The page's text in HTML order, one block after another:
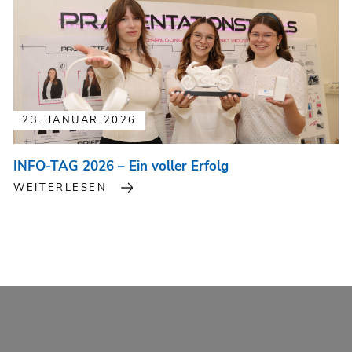
23. JANUAR 2026
INFO-TAG 2026 – Ein voller Erfolg
WEITERLESEN